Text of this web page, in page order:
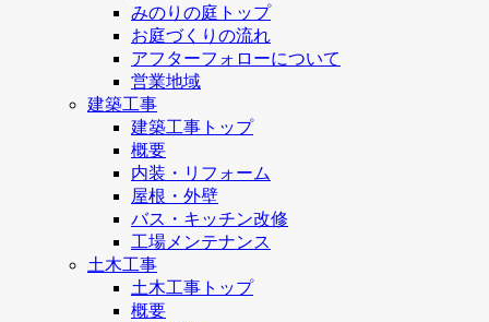
みのりの庭トップ
お庭づくりの流れ
アフターフォローについて
営業地域
建築工事
建築工事トップ
概要
内装・リフォーム
屋根・外壁
バス・キッチン改修
工場メンテナンス
土木工事
土木工事トップ
概要